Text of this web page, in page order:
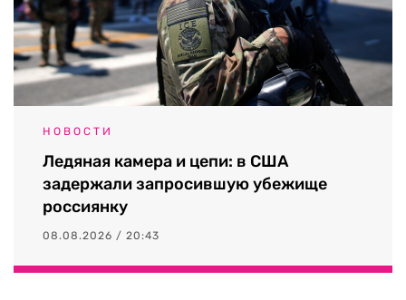
НОВОСТИ
Ледяная камера и цепи: в США
задержали запросившую убежище
россиянку
08.08.2026 / 20:43